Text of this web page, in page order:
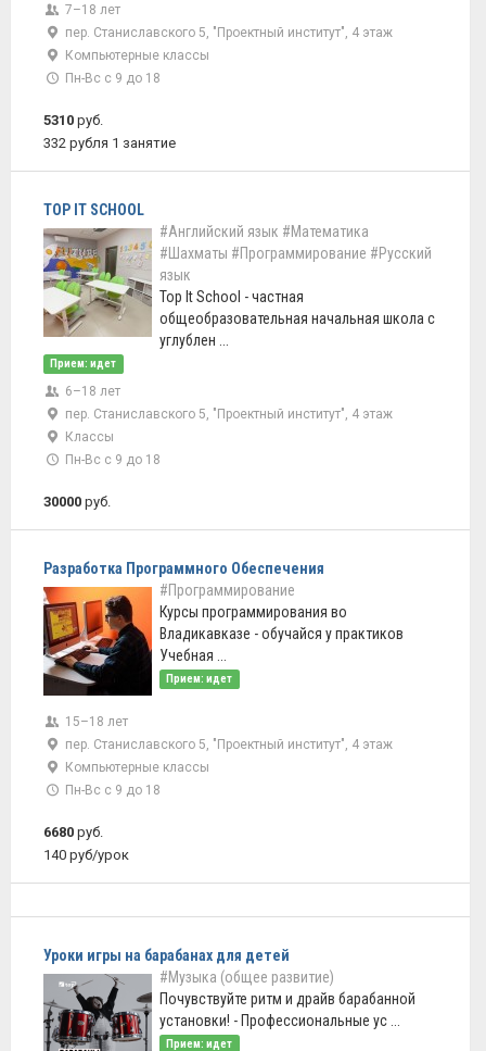
7–18 лет
пер. Станиславского 5, "Проектный институт", 4 этаж
Компьютерные классы
Пн-Вс с 9 до 18
5310 руб.
332 рубля 1 занятие
TOP IT SCHOOL
#Английский язык #Математика
#Шахматы #Программирование #Русский
язык
Top It School - частная
общеобразовательная начальная школа с
углублен ...
Прием: идет
6–18 лет
пер. Станиславского 5, "Проектный институт", 4 этаж
Классы
Пн-Вс с 9 до 18
30000 руб.
Разработка Программного Обеспечения
#Программирование
Курсы программирования во
Владикавказе - обучайся у практиков
Учебная ...
Прием: идет
15–18 лет
пер. Станиславского 5, "Проектный институт", 4 этаж
Компьютерные классы
Пн-Вс с 9 до 18
6680 руб.
140 руб/урок
Уроки игры на барабанах для детей
#Музыка (общее развитие)
Почувствуйте ритм и драйв барабанной
установки! - Профессиональные ус ...
Прием: идет